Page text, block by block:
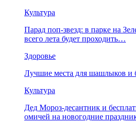
Культура
Парад поп-звезд: в парке на
всего лета будет проходить…
Здоровье
Лучшие места для шашлыков и
Культура
Дед Мороз-десантник и
омичей на новогодние